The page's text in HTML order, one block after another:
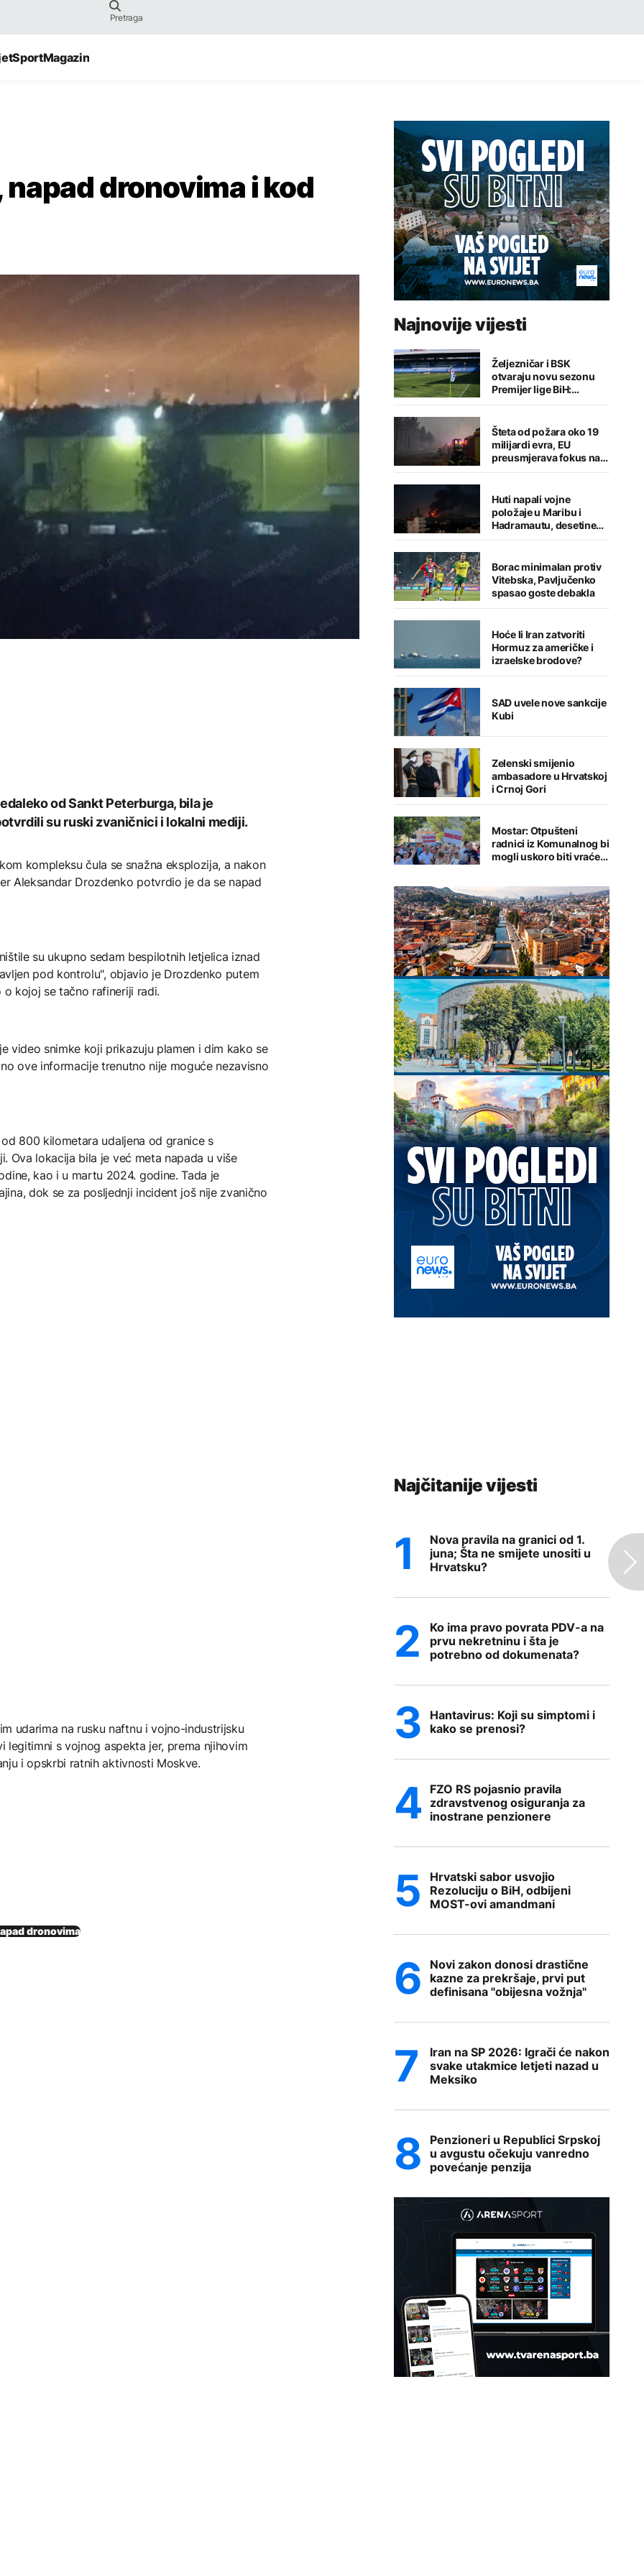
SportMagazin
dronovima i kod
od Sankt Peterburga, bila je
su ruski zvaničnici i lokalni mediji.
kompleksu čula se snažna eksplozija, a nakon
Aleksandar Drozdenko potvrdio je da se napad
su ukupno sedam bespilotnih letjelica iznad
pod kontrolu", objavio je Drozdenko putem
kojoj se tačno rafineriji radi.
video snimke koji prikazuju plamen i dim kako se
ove informacije trenutno nije moguće nezavisno
800 kilometara udaljena od granice s
Ova lokacija bila je već meta napada u više
kao i u martu 2024. godine. Tada je
dok se za posljednji incident još nije zvanično
udarima na rusku naftnu i vojno-industrijsku
legitimni s vojnog aspekta jer, prema njihovim
i opskrbi ratnih aktivnosti Moskve.
dronovima
Najnovije vijesti
Željezničar i BSK
otvaraju novu sezonu
Premijer lige BiH:
Sarajlije u problemima,
Šteta od požara oko 19
milijardi evra, EU
preusmjerava fokus na
prevenciju
Huti napali vojne
položaje u Maribu i
Hadramautu, desetine
stradalih
Borac minimalan protiv
Vitebska, Pavljučenko
spasao goste debakla
Hoće li Iran zatvoriti
Hormuz za američke i
izraelske brodove?
SAD uvele nove sankcije
Kubi
Zelenski smijenio
ambasadore u Hrvatskoj
i Crnoj Gori
Mostar: Otpušteni
radnici iz Komunalnog bi
mogli uskoro biti vraćeni
Najčitanije vijesti
Nova pravila na granici od 1.
juna; Šta ne smijete unositi u
Hrvatsku?
Ko ima pravo povrata PDV-a na
prvu nekretninu i šta je
potrebno od dokumenata?
Hantavirus: Koji su simptomi i
kako se prenosi?
FZO RS pojasnio pravila
zdravstvenog osiguranja za
inostrane penzionere
Hrvatski sabor usvojio
Rezoluciju o BiH, odbijeni
MOST-ovi amandmani
Novi zakon donosi drastične
kazne za prekršaje, prvi put
definisana "obijesna vožnja"
Iran na SP 2026: Igrači će nakon
svake utakmice letjeti nazad u
Meksiko
Penzioneri u Republici Srpskoj
u avgustu očekuju vanredno
povećanje penzija